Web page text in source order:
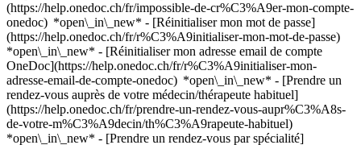
(https://help.onedoc.ch/fr/impossible-de-cr%C3%A9er-mon-compte-
onedoc) *open\_in\_new* - [Réinitialiser mon mot de passe]
(https://help.onedoc.ch/fr/r%C3%A9initialiser-mon-mot-de-passe)
*open\_in\_new* - [Réinitialiser mon adresse email de compte
OneDoc](https://help.onedoc.ch/fr/r%C3%A9initialiser-mon-
adresse-email-de-compte-onedoc) *open\_in\_new* - [Prendre un
rendez-vous auprès de votre médecin/thérapeute habituel]
(https://help.onedoc.ch/fr/prendre-un-rendez-vous-aupr%C3%A8s-
de-votre-m%C3%A9decin/th%C3%A9rapeute-habituel)
*open\_in\_new* - [Prendre un rendez-vous par spécialité]